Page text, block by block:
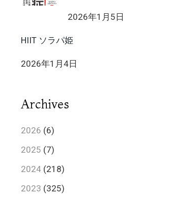
2026年1月5日
HIIT ソラパ姫
2026年1月4日
Archives
2026 (6)
2025 (7)
2024 (218)
2023 (325)